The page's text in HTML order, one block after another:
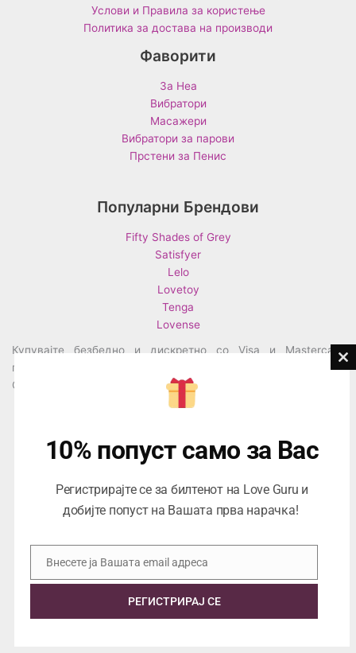
Услови и Правила за користење
Политика за достава на производи
Фаворити
За Неа
Вибратори
Масажери
Вибратори за парови
Прстени за Пенис
Популарни Брендови
Fifty Shades of Grey
Satisfyer
Lelo
Lovetoy
Tenga
Lovense
Купувајте безбедно и дискретно со Visa и Mastercard
платежните картички. Секоја трансакција е овозможена од
CaSys системот за безбедно плаќање.
Тел:076945497; 076945498
Email:contact@loveguru.mk
Пон – Пет: 10-21
10% попуст само за Вас
Регистрирајте се за билтенот на Love Guru и
добијте попуст на Вашата прва нарачка!
Email
Внесете ја Вашата email адреса
РЕГИСТРИРАЈ СЕ